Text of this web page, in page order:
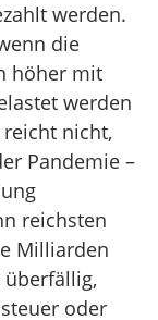
werden.
die
höher mit
werden
nicht,
Pandemie –
reichsten
Milliarden
überfällig,
oder